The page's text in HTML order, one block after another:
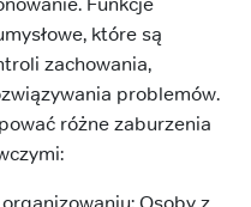
które są
zachowania,
problemów.
różne zaburzenia